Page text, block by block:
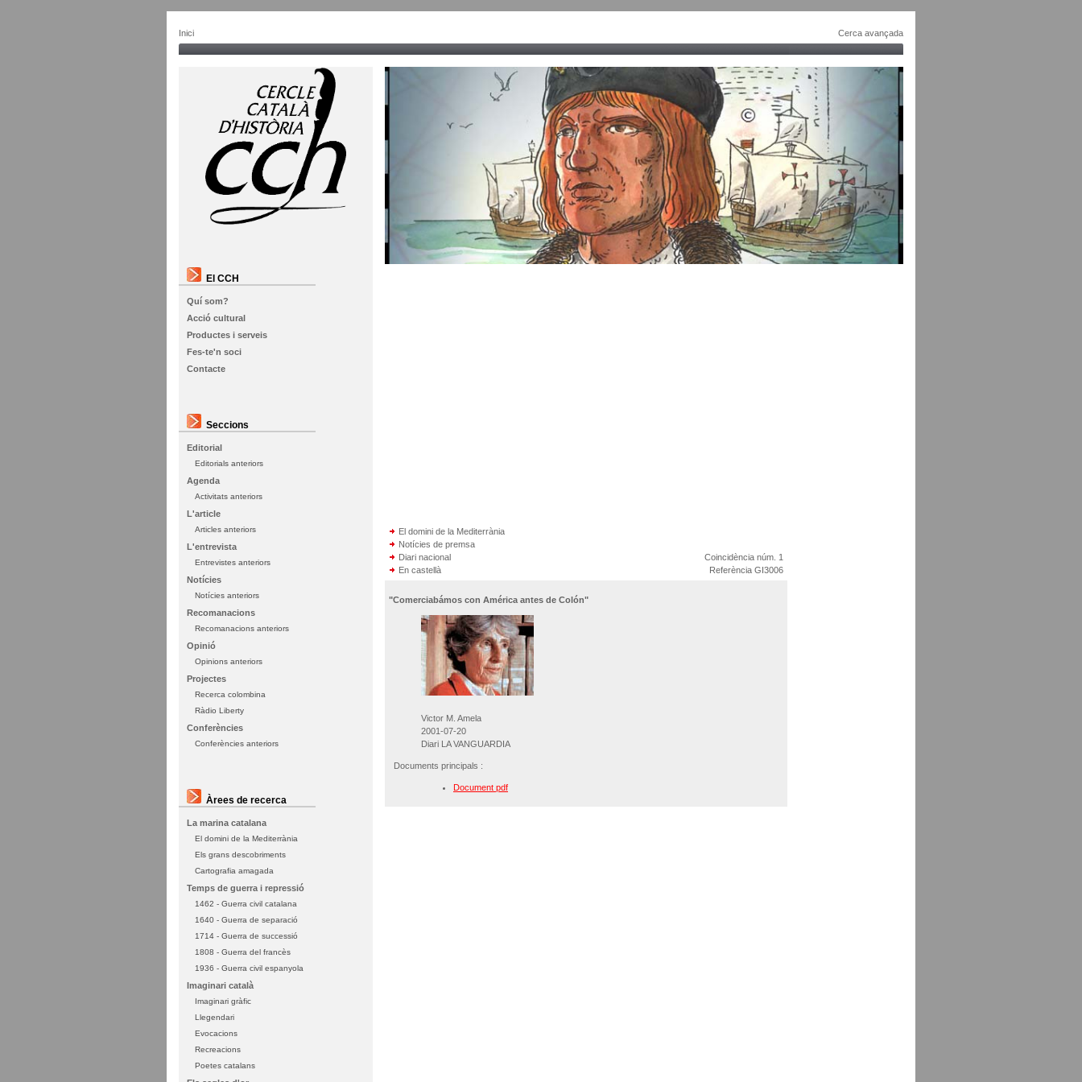
Inici Cerca avançada
El CCH
Quí som?
Acció cultural
Productes i serveis
Fes-te'n soci
Contacte
Seccions
Editorial
Editorials anteriors
Agenda
Activitats anteriors
L'article
Articles anteriors
L'entrevista
Entrevistes anteriors
Notícies
Notícies anteriors
Recomanacions
Recomanacions anteriors
Opinió
Opinions anteriors
Projectes
Recerca colombina
Ràdio Liberty
Conferències
Conferències anteriors
Àrees de recerca
La marina catalana
El domini de la Mediterrània
Els grans descobriments
Cartografia amagada
Temps de guerra i repressió
1462 - Guerra civil catalana
1640 - Guerra de separació
1714 - Guerra de successió
1808 - Guerra del francès
1936 - Guerra civil espanyola
Imaginari català
Imaginari gràfic
Llegendari
Evocacions
Recreacions
Poetes catalans
El domini de la Mediterrània
Notícies de premsa
Diari nacional
En castellà
Coincidència núm. 1
Referència GI3006
"Comerciabámos con América antes de Colón"
Victor M. Amela
2001-07-20
Diari LA VANGUARDIA
Documents principals :
Document pdf